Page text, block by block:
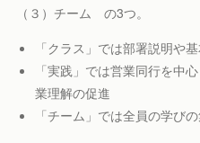
（３）チーム の3つ。
「クラス」では部署説明や
「実践」では営業同行を中
業理解の促進
「チーム」では全員の学び